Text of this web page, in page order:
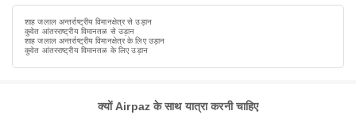
शाह जलाल अन्तर्राष्ट्रीय विमानक्षेत्र से उड़ान
कुवेत आंतरराष्ट्रीय विमानतळ से उड़ान
शाह जलाल अन्तर्राष्ट्रीय विमानक्षेत्र के लिए उड़ान
कुवेत आंतरराष्ट्रीय विमानतळ के लिए उड़ान
क्यों Airpaz के साथ यात्रा करनी चाहिए